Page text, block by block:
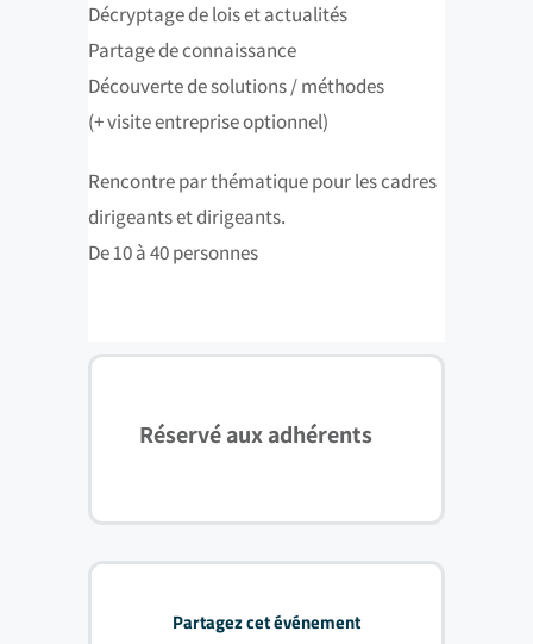
Décryptage de lois et actualités
Partage de connaissance
Découverte de solutions / méthodes
(+ visite entreprise optionnel)
Rencontre par thématique pour les cadres
dirigeants et dirigeants.
De 10 à 40 personnes
Réservé aux adhérents
Partagez cet événement